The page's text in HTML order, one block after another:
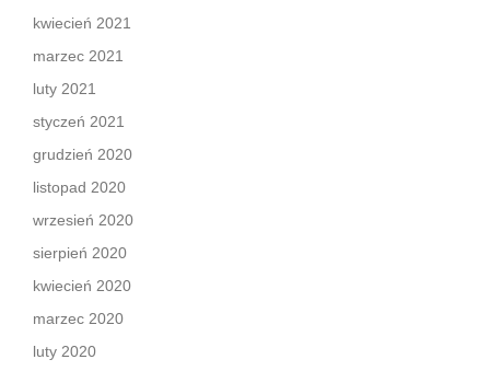
kwiecień 2021
marzec 2021
luty 2021
styczeń 2021
grudzień 2020
listopad 2020
wrzesień 2020
sierpień 2020
kwiecień 2020
marzec 2020
luty 2020